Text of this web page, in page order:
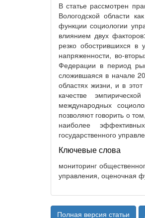
В статье рассмотрен
Вологодской области
функции социологии
влиянием двух
резко обострившихся в
напряженности, во-
Федерации в период
сложившаяся в начале
областях жизни, и в
качестве
международных
позволяют говорить о
наиболее
государственного
Ключевые слова
мониторинг
управления, оценочная
Полная версия статьи